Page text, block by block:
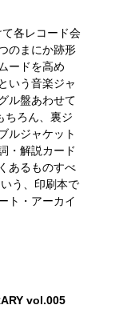
各レコード会
のまにか跡形
ードを高め
いう音楽ジャ
ル盤あわせて
ろん、裏ジ
ルジャケット
・解説カード
あるものすべ
う、印刷本で
ト・アーカイ
vol.005